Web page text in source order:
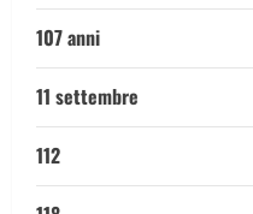
107 anni
11 settembre
112